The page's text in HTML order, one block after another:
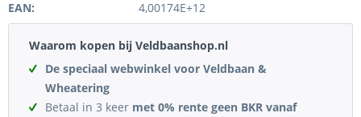
EAN:
4,00174E+12
Waarom kopen bij Veldbaanshop.nl
De speciaal webwinkel voor Veldbaan &
Wheatering
Betaal in 3 keer met 0% rente geen BKR vanaf